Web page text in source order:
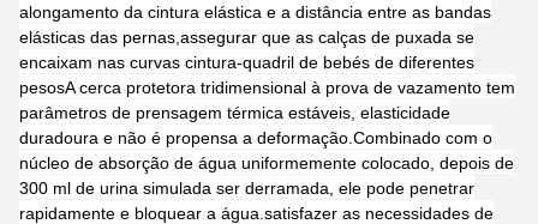
alongamento da cintura elástica e a distância entre as bandas
elásticas das pernas,assegurar que as calças de puxada se
encaixam nas curvas cintura-quadril de bebés de diferentes
pesosA cerca protetora tridimensional à prova de vazamento tem
parâmetros de prensagem térmica estáveis, elasticidade
duradoura e não é propensa a deformação.Combinado com o
núcleo de absorção de água uniformemente colocado, depois de
300 ml de urina simulada ser derramada, ele pode penetrar
rapidamente e bloquear a água.satisfazer as necessidades de